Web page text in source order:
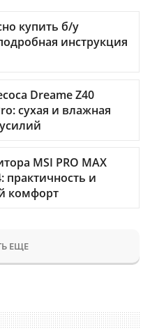
купить б/у
инструкция
Dreame Z40
сухая и влажная
MSI PRO MAX
практичность и
комфорт
ЕЩЕ